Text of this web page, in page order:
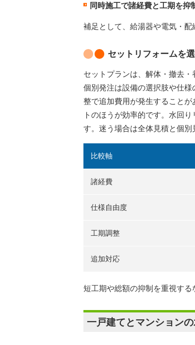
同時施工で諸経費と工期を抑
補足として、給湯器や電気・配
セットリフォームを
セットプランは、解体・撤去
個別発注は設備の選択肢や仕
整で追加費用が発生すること
トのほうが効率的です。水回
す。迷う場合は全体見積と個別
比較軸
諸経費
仕様自由度
工期調整
追加対応
短工期や総額の抑制を重視する
一戸建てとマンション